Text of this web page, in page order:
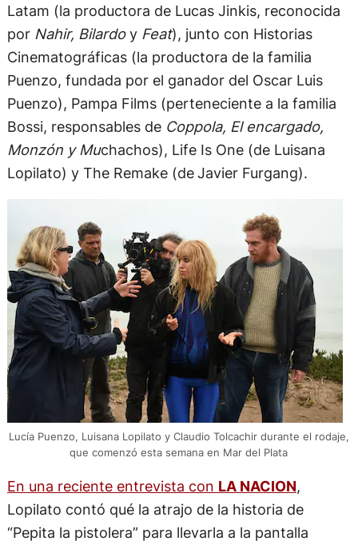
Latam (la productora de Lucas Jinkis, reconocida
por Nahir, Bilardoy Feat), junto con Historias
Cinematográficas (la productora de la familia
Puenzo, fundada por el ganador del Oscar Luis
Puenzo), Pampa Films (perteneciente a la familia
Bossi, responsables de Coppola, El encargado,
Monzón y Muchachos), Life Is One (de Luisana
Lopilato) y The Remake (deJavier Furgang).
Lucía Puenzo, Luisana Lopilato y Claudio Tolcachir durante el rodaje,
que comenzó esta semana en Mar del Plata
En una reciente entrevista con LA NACION,
Lopilato contó qué la atrajo de la historia de
“Pepita la pistolera” para llevarla a la pantalla